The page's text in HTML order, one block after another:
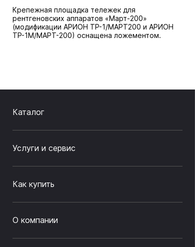
Крепежная площадка тележек для
рентгеновских аппаратов «Март-200»
(модификации АРИОН ТР-1/МАРТ200 и АРИОН
ТР-1М/МАРТ-200) оснащена ложементом.
Каталог
Услуги и сервис
Как купить
О компании